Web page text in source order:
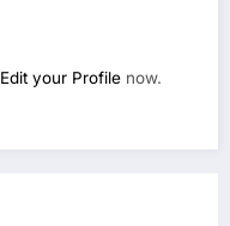
Edit your Profile now.